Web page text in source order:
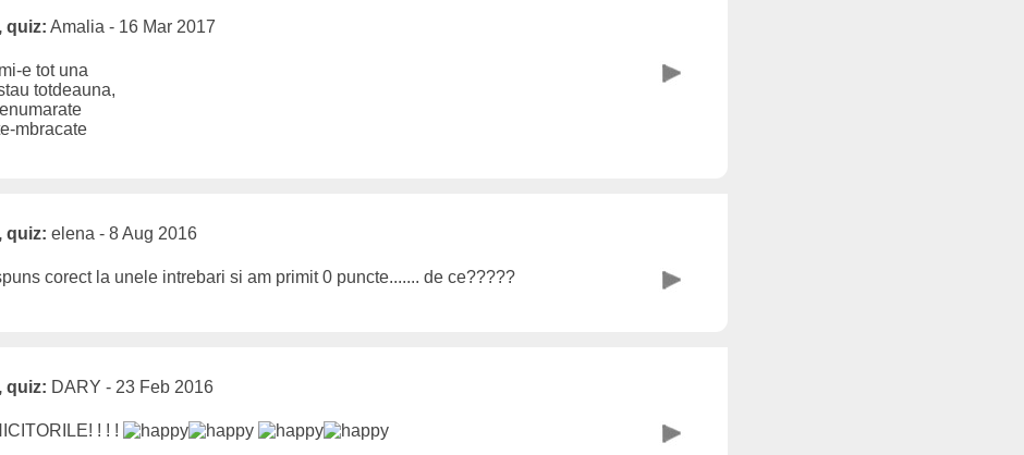
quiz: Amalia - 16 Mar 2017
e tot una
totdeauna,
mbracate
quiz: elena - 8 Aug 2016
corect la unele intrebari si am primit 0 puncte....... de ce?????
quiz: DARY - 23 Feb 2016
! ! !